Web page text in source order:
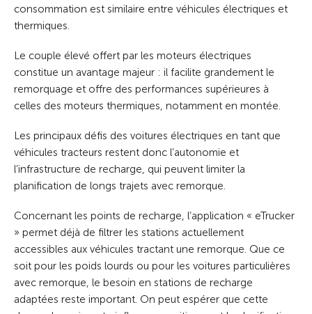
consommation est similaire entre véhicules électriques et
thermiques.
Le couple élevé offert par les moteurs électriques
constitue un avantage majeur : il facilite grandement le
remorquage et offre des performances supérieures à
celles des moteurs thermiques, notamment en montée.
Les principaux défis des voitures électriques en tant que
véhicules tracteurs restent donc l’autonomie et
l’infrastructure de recharge, qui peuvent limiter la
planification de longs trajets avec remorque.
Concernant les points de recharge, l’application « eTrucker
» permet déjà de filtrer les stations actuellement
accessibles aux véhicules tractant une remorque. Que ce
soit pour les poids lourds ou pour les voitures particulières
avec remorque, le besoin en stations de recharge
adaptées reste important. On peut espérer que cette